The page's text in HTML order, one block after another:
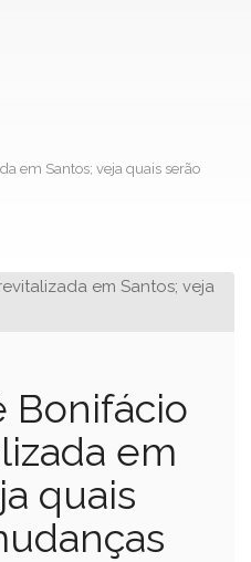
em Santos; veja quais serão
Bonifácio
em
quais